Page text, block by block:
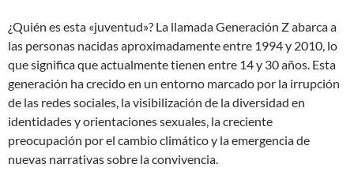
¿Quién es esta «juventud»? La llamada Generación Z abarca a
las personas nacidas aproximadamente entre 1994 y 2010, lo
que significa que actualmente tienen entre 14 y 30 años. Esta
generación ha crecido en un entorno marcado por la irrupción
de las redes sociales, la visibilización de la diversidad en
identidades y orientaciones sexuales, la creciente
preocupación por el cambio climático y la emergencia de
nuevas narrativas sobre la convivencia.